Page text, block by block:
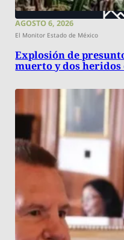
AGOSTO 6, 2026
El Monitor Estado de México
Explosión de
muerto y dos heridos